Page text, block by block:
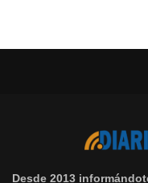
Desde 2013